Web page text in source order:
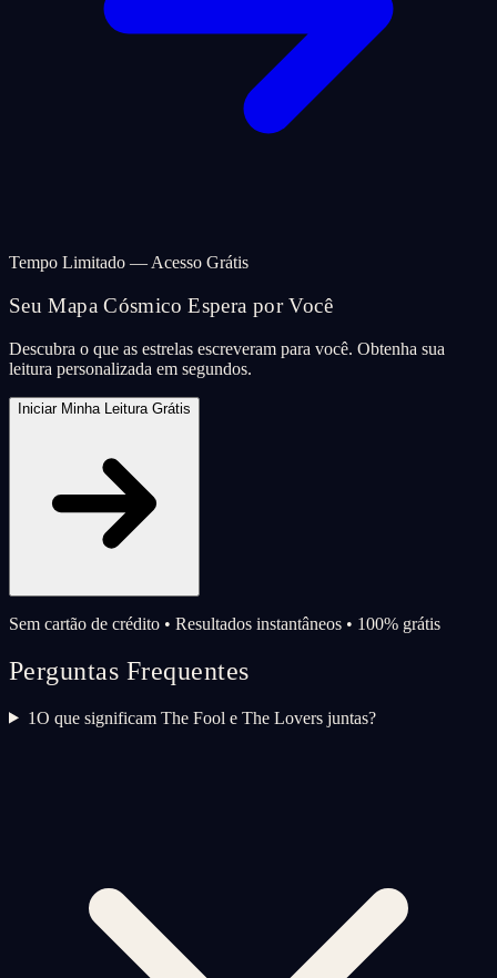
Tempo Limitado — Acesso Grátis
Seu Mapa Cósmico Espera por Você
Descubra o que as estrelas escreveram para você. Obtenha sua
leitura personalizada em segundos.
Iniciar Minha Leitura Grátis
Sem cartão de crédito • Resultados instantâneos • 100% grátis
Perguntas Frequentes
1O que significam The Fool e The Lovers juntas?